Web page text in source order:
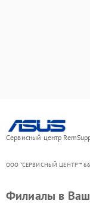
Сервисный центр
ООО "СЕРВИСНЫЙ ЦЕНТР"*
Филиалы в